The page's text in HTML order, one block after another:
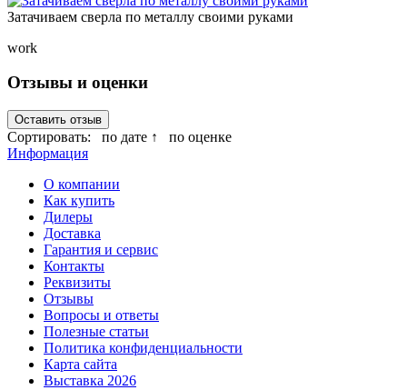
Затачиваем сверла по металлу своими руками
work
Отзывы и оценки
Оставить отзыв
Сортировать: по дате ↑
по оценке
Информация
О компании
Как купить
Дилеры
Доставка
Гарантия и сервис
Контакты
Реквизиты
Отзывы
Вопросы и ответы
Полезные статьи
Политика конфиденциальности
Карта сайта
Выставка 2026